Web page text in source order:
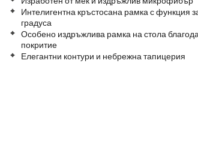
Интелигентна кръстосана рамка с функция
градуса
Особено издръжлива рамка на стола
покритие
Елегантни контури и небрежна тапицерия